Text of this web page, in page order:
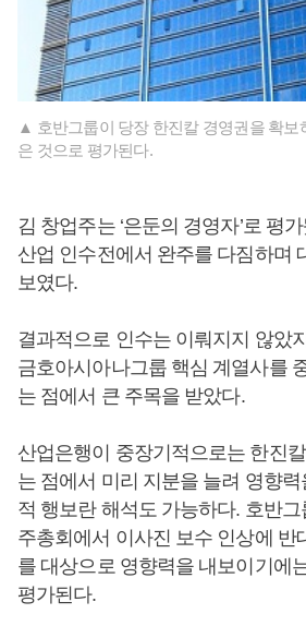
▲ 호반그룹이 당장 한진칼 경영권을 확보
은 것으로 평가된다.
김 창업주는 ‘은둔의 경영자’로 평
산업 인수전에서 완주를 다짐하며
보였다.
결과적으로 인수는 이뤄지지 않았
금호아시아나그룹 핵심 계열사를
는 점에서 큰 주목을 받았다.
산업은행이 중장기적으로는 한진
는 점에서 미리 지분을 늘려 영향
적 행보란 해석도 가능하다. 호반
주총회에서 이사진 보수 인상에 반
를 대상으로 영향력을 내보이기에
평가된다.